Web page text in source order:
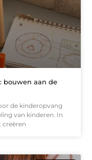
bouwen aan de
de kinderopvang
van kinderen. In
creëren